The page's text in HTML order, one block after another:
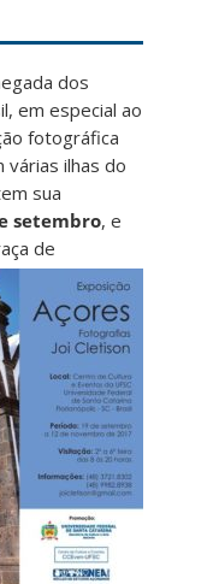
dos
em especial ao
fotográfica
várias ilhas do
sua
setembro, e
de